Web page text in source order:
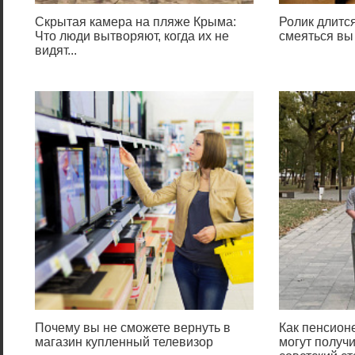
Скрытая камера на пляже Крыма:
Что люди вытворяют, когда их не
видят...
Ролик
смеяться вы
Почему вы не сможете вернуть в
магазин купленный телевизор
Как
могут